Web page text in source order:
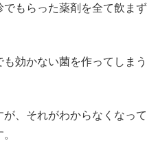
もらった薬剤を全て飲まず
効かない菌を作ってしまう
、それがわからなくなって